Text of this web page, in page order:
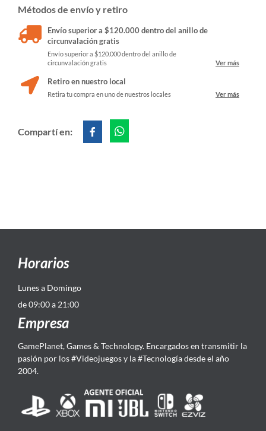
Métodos de envío y retiro
Envío superior a $120.000 dentro del anillo de
circunvalación gratis
Envío superior a $120.000 dentro del anillo de
circunvalación gratis
Ver más
Retiro en nuestro local
Retira tu compra en uno de nuestros locales Ver más
Compartí en:
Horarios
Lunes a Domingo
de 09:00 a 21:00
Empresa
GamePlanet, Games & Technology. Encargados en transmitir la
pasión por los #Videojuegos y la #Tecnología desde el año
2004.